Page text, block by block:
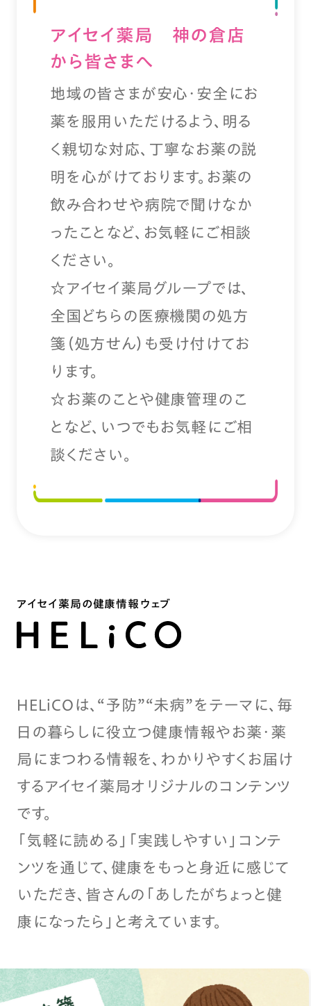
アイセイ薬局 神の倉店
から皆さまへ
地域の皆さまが安心・安全にお
薬を服用いただけるよう、明る
く親切な対応、丁寧なお薬の説
明を心がけております。お薬の
飲み合わせや病院で聞けなか
ったことなど、お気軽にご相談
ください。
☆アイセイ薬局グループでは、
全国どちらの医療機関の処方
箋（処方せん）も受け付けてお
ります。
☆お薬のことや健康管理のこ
となど、いつでもお気軽にご相
談ください。
アイセイ薬局の健康情報ウェブ
HELiCOは、“予防”“未病”をテーマに、毎
日の暮らしに役立つ健康情報やお薬・薬
局にまつわる情報を、わかりやすくお届け
するアイセイ薬局オリジナルのコンテンツ
です。
「気軽に読める」「実践しやすい」コンテ
ンツを通じて、健康をもっと身近に感じて
いただき、皆さんの「あしたがちょっと健
康になったら」と考えています。